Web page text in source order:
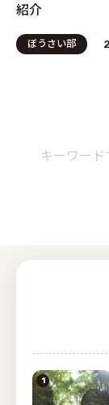
紹介
ぼうさい部